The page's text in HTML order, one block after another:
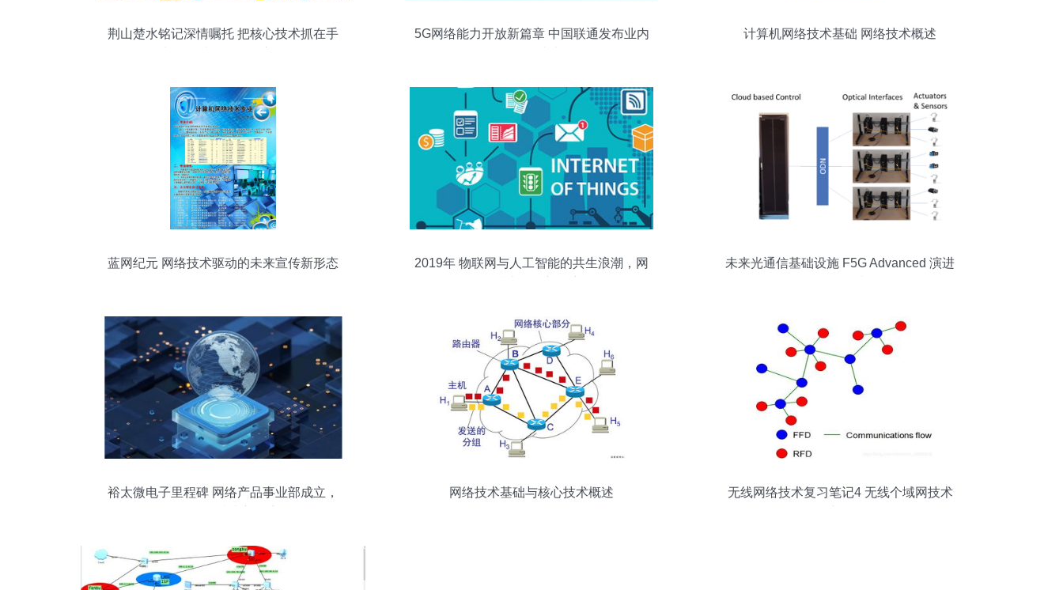
荆山楚水铭记深情嘱托 把核心技术抓在手
5G网络能力开放新篇章 中国联通发布业内
计算机网络技术基础 网络技术概述
蓝网纪元 网络技术驱动的未来宣传新形态
2019年 物联网与人工智能的共生浪潮，网
未来光通信基础设施 F5G Advanced 演进
裕太微电子里程碑 网络产品事业部成立，
网络技术基础与核心技术概述
无线网络技术复习笔记4 无线个域网技术